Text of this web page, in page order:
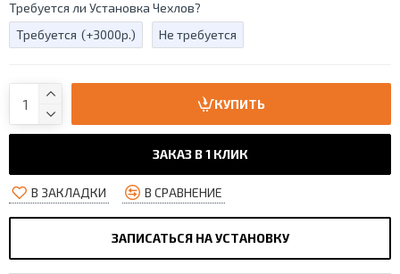
Требуется ли Установка Чехлов?
Требуется (+3000р.) Не требуется
КУПИТЬ
ЗАКАЗ В 1 КЛИК
В ЗАКЛАДКИ В СРАВНЕНИЕ
ЗАПИСАТЬСЯ НА УСТАНОВКУ